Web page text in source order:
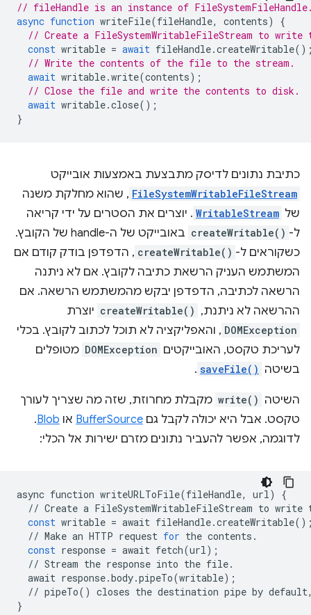
// fileHandle is an instance of
async function writeFile(fileHandle, contents)
{
// Create a FileSystemWritableFileStream to write
const writable = await fileHandle.createWritable
// Write the contents of the file to the stream.
await writable.write(contents);
// Close the file and write the contents to disk.
await writable.close();
}
כתיבת נתונים לדיסק מתבצעת באמצעות אובייקט
FileSystemWritableFileStream , שהוא מחלקת משנה
של WritableStream . יוצרים את הסטרים על ידי קריאה
ל- createWritable()
באובייקט של ה-handle של הקובץ.
כשקוראים ל- createWritable() , הדפדפן בודק קודם אם
המשתמש העניק הרשאת כתיבה לקובץ. אם לא ניתנה
הרשאה לכתיבה, הדפדפן יבקש מהמשתמש הרשאה. אם
ההרשאה לא ניתנת, createWritable() יוצרת
DOMException , והאפליקציה לא תוכל לכתוב לקובץ. בכלי
לעריכת טקסט, האובייקטים DOMException מטופלים
בשיטה saveFile()
.
השיטה write() מקבלת מחרוזת, שזה מה שצריך לעורך
טקסט. אבל היא יכולה לקבל גם BufferSource או Blob
.
לדוגמה, אפשר להעביר נתונים מזרם ישירות אל הכלי:
async function writeURLToFile(fileHandle, url)
{
// Create a FileSystemWritableFileStream to write
const writable = await fileHandle.createWritable
// Make an HTTP request for the contents .
const response = await fetch(url);
// Stream the response into the file.
await response.body.pipeTo(writable);
// pipeTo() closes the destination pipe by default
}